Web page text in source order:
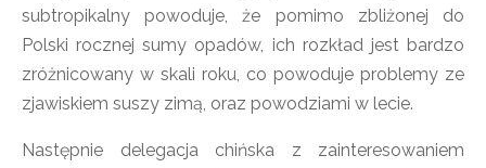
subtropikalny powoduje, że pomimo zbliżonej do
Polski rocznej sumy opadów, ich rozkład jest bardzo
zróżnicowany w skali roku, co powoduje problemy ze
zjawiskiem suszy zimą, oraz powodziami w lecie.
Następnie delegacja chińska z zainteresowaniem